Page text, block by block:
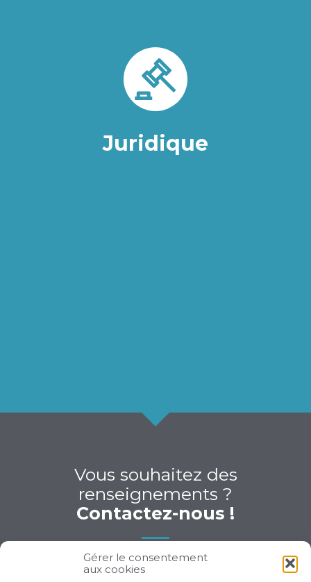
Gérer le consentement
aux cookies
Juridique
Vous souhaitez des
renseignements ?
Contactez-nous !
CONTACT